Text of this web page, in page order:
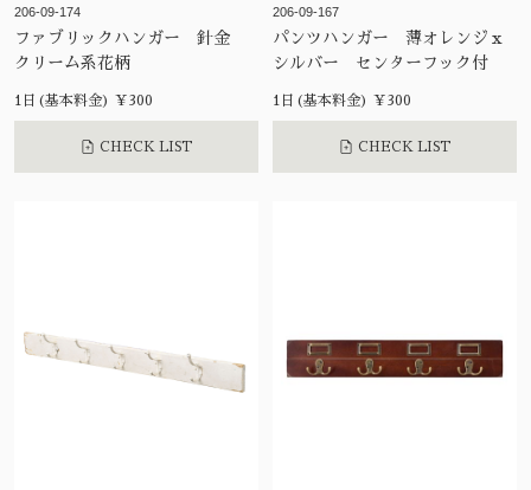
206-09-174
ファブリックハンガー 針金
クリーム系花柄
1日(基本料金) ¥300
CHECK LIST
206-09-167
パンツハンガー 薄オレンジｘ
シルバー センターフック付
1日(基本料金) ¥300
CHECK LIST